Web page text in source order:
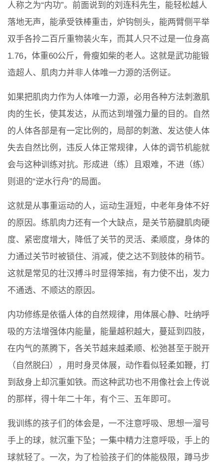
人称之为“内功”。前面说到的刘连科先生，能轻松越人
落地无声，能承受铁棒重击，炉钩刨头，能两臂侧平举
双手各拎二百斤重物装火车，而其人只不过是一位身高
1.76，体重60公斤，骨瘦如柴的老人。这就是武功能锻
造超人、肌肉力并非人体唯一力源的活例证。
如果把肌肉力作为人体唯一力源，必用各种方法刺激肌
肉的生长，使其发达，从而达到增强力量的目的。自然
的人体各部是有一定比例的，局部的刺激、发达使人体
失去自然比例，违反人体正常规律，人体的调节机能就
会与这种训练对抗。形成进（练）且艰难，不进（练）
则退的“逆水行舟”的局面。
这就是从事重运动的人，运动生涯短，中老年身体不好
的原因。练肌肉力还有一个大缺点，是关节筋腱肌肉硬
度、紧密度增大，降低了关节的灵活、柔顺度，身体的
力通过关节时被锁住、消减，使之达不到肢体的稍节。
这就是常见的壮汉搏斗时显得笨拙，有力使不出，发力
不通透、不顺达的原因。
内功修练是依循人体的自然规律，用体展心静、吐纳呼
吸的方法增强体内能量，能量越积越大，蔓延到四肢，
在内气的蒸腾下，各关节越来越柔顺、松弛甚至于脱开
（自然脱臼），用时身灵体展，动作看似轻柔如鞭，打
到敌身上却沉重如铁。而这种武功也不用像社会上传说
的那样，得十年二十年，有个三、五年即可。
我训练的孩子们的体会是，一不注意呼吸、思想一溜号
手上的球，就沉重下坠；一集中精力注意呼吸，手上的
球就轻了。一次，为了检验孩子们的体能极限，蹲马步